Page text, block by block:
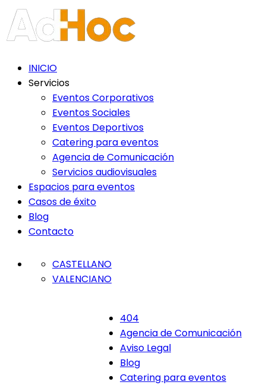
Nota:
este
sitio
incluye
sistema
accesibilidad.
INICIO
Servicios
Eventos Corporativos
Eventos Sociales
Eventos Deportivos
Catering para eventos
Agencia de Comunicación
Servicios audiovisuales
Espacios para eventos
Casos de éxito
Blog
Contacto
CASTELLANO
VALENCIANO
404
Agencia de Comunicación
Aviso Legal
Blog
Catering para eventos